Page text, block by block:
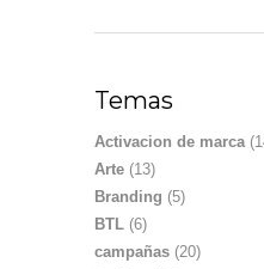
Temas
Activacion de marca
Arte (13)
Branding (5)
BTL (6)
campañas (20)